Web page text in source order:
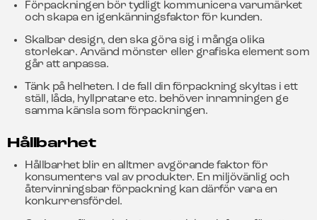
Förpackningen bör tydligt kommunicera varumärket
och skapa en igenkänningsfaktor för kunden.
Skalbar design, den ska göra sig i många olika
storlekar. Använd mönster eller grafiska element som
går att anpassa.
Tänk på helheten. I de fall din förpackning skyltas i ett
ställ, låda, hyllpratare etc. behöver inramningen ge
samma känsla som förpackningen.
Hållbarhet
Hållbarhet blir en alltmer avgörande faktor för
konsumenters val av produkter. En miljövänlig och
återvinningsbar förpackning kan därför vara en
konkurrensfördel.